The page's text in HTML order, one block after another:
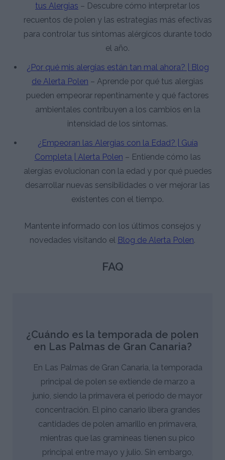
tus Alergias – Descubre cómo interpretar los
recuentos de polen y las estrategias más efectivas
para controlar tus síntomas alérgicos durante todo
el año.
¿Por qué mis alergias están tan mal ahora? | Blog
de Alerta Polen – Aprende por qué tus alergias
pueden empeorar repentinamente y qué factores
ambientales contribuyen a los cambios en la
intensidad de los síntomas.
¿Empeoran las Alergias con la Edad? | Guía
Completa | Alerta Polen – Entiende cómo las
alergias evolucionan con la edad y por qué puedes
desarrollar nuevas sensibilidades o ver mejorar las
existentes con el tiempo.
Mantente informado con los últimos consejos y
novedades visitando el Blog de Alerta Polen.
FAQ
¿Cuándo es la temporada de polen
en Las Palmas de Gran Canaria?
En Las Palmas de Gran Canaria, la temporada
principal de polen se extiende de marzo a
junio, siendo la primavera el período de mayor
concentración. El pino canario libera grandes
cantidades de polen amarillo en primavera,
mientras que las gramíneas tienen su pico
principal entre mayo y julio. Sin embargo,